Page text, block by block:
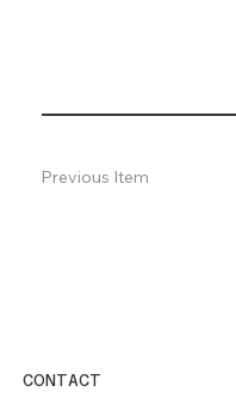
Previous Item
CONTACT